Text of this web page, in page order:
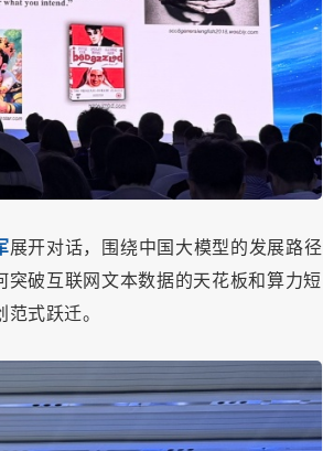
展开对话，围绕中国大模型的发展路径
破互联网文本数据的天花板和算力短
式跃迁。